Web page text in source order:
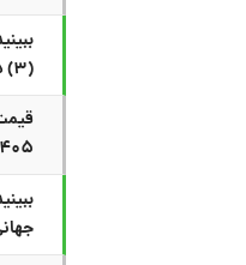
(۳) در جام جهانی